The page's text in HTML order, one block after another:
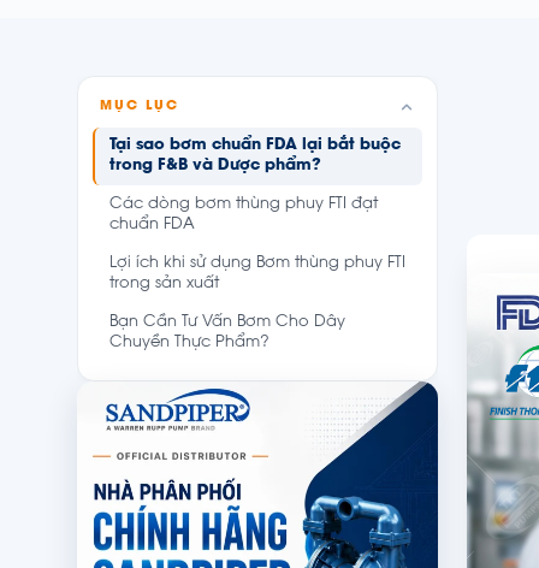
MỤC LỤC
Tại sao bơm chuẩn FDA lại bắt buộc
trong F&B và Dược phẩm?
Các dòng bơm thùng phuy FTI đạt
chuẩn FDA
Lợi ích khi sử dụng Bơm thùng phuy FTI
trong sản xuất
Bạn Cần Tư Vấn Bơm Cho Dây
Chuyền Thực Phẩm?